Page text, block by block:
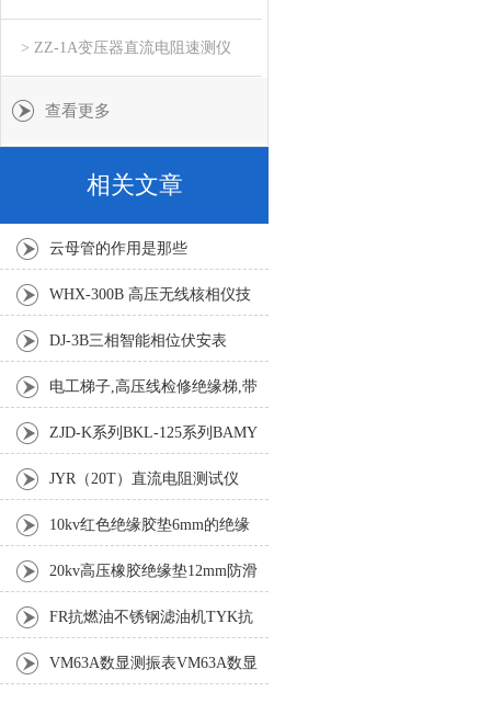
> ZZ-1A变压器直流电阻速测仪
查看更多
相关文章
云母管的作用是那些
WHX-300B 高压无线核相仪技
术参数
DJ-3B三相智能相位伏安表
电工梯子,高压线检修绝缘梯,带
电作业单梯 电工绝缘单梯,玻璃
ZJD-K系列BKL-125系列BAMY
板框式滤油机
JYR（20T）直流电阻测试仪
10kv红色绝缘胶垫6mm的绝缘
胶垫35KV绝缘胶垫报价
20kv高压橡胶绝缘垫12mm防滑
橡胶绝缘垫3mm绝缘垫
FR抗燃油不锈钢滤油机TYK抗
燃油聚结分离不锈钢滤油机
VM63A数显测振表VM63A数显